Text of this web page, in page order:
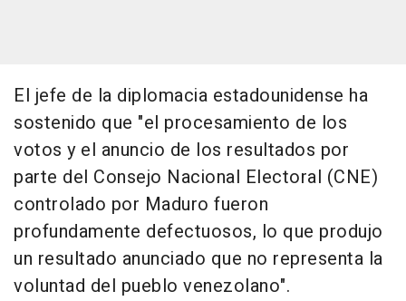
El jefe de la diplomacia estadounidense ha
sostenido que "el procesamiento de los
votos y el anuncio de los resultados por
parte del Consejo Nacional Electoral (CNE)
controlado por Maduro fueron
profundamente defectuosos, lo que produjo
un resultado anunciado que no representa la
voluntad del pueblo venezolano".